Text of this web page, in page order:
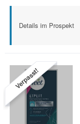
Details im Prospekt
Verpasst!